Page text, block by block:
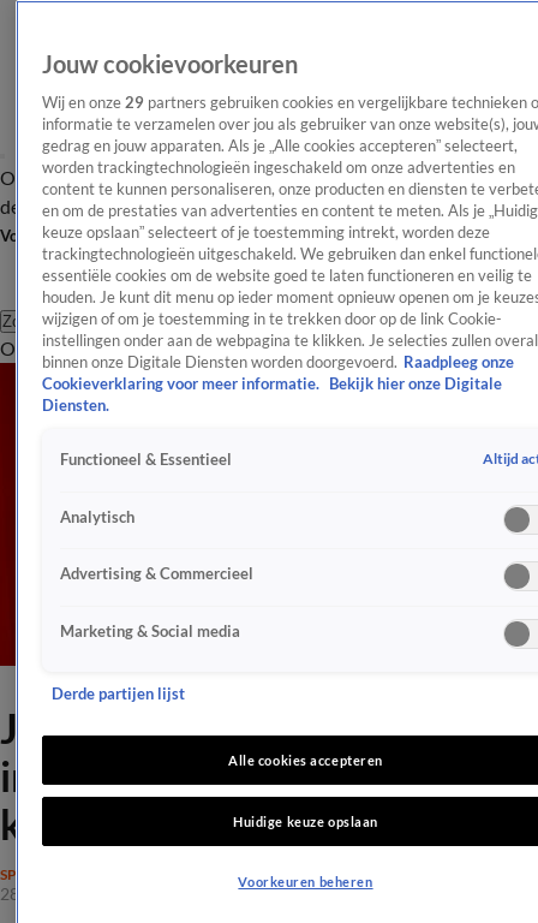
OverzichtAfleveringen Entertainment TV Algemeen
Tip
de redactieNieuwsbrief
Volg Shownieuws
Zoeken
OverzichtEntertainmentSpraakmakendRealityCrimeVideo's
Joost Klein verbreekt regels
in The Voice van Vlaanderen:
kiest vader kandidate
SPRAAKMAKEND
28 mrt 2026, 13:38
Jouw cookievoorkeuren
Wij en onze 29 partners gebruiken cookies en vergelijkbare technieken
informatie te verzamelen over jou als gebruiker van onze website(s),
gedrag en jouw apparaten. Als je „Alle cookies accepteren” selecteert,
worden trackingtechnologieën ingeschakeld om onze advertenties en
content te kunnen personaliseren, onze producten en diensten te
en om de prestaties van advertenties en content te meten. Als je
keuze opslaan” selecteert of je toestemming intrekt, worden deze
trackingtechnologieën uitgeschakeld. We gebruiken dan enkel
essentiële cookies om de website goed te laten functioneren en veilig te
houden. Je kunt dit menu op ieder moment opnieuw openen om je
wijzigen of om je toestemming in te trekken door op de link Cookie-
instellingen onder aan de webpagina te klikken. Je selecties zullen overal
binnen onze Digitale Diensten worden doorgevoerd. Raadpleeg onze
Cookieverklaring voor meer informatie.
Bekijk hier onze Digitale
Diensten.
Functioneel & Essentieel Altijd
Analytisch
Advertising & Commercieel
Marketing & Social media
Derde partijen lijst
Alle cookies accepteren
Huidige keuze opslaan
Voorkeuren beheren